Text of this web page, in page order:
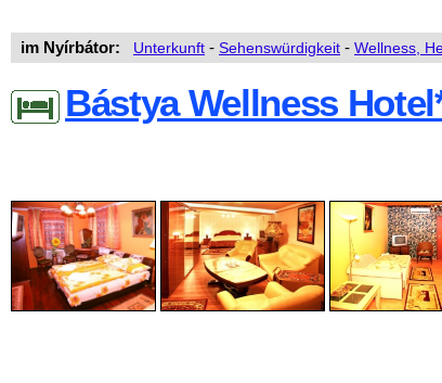
im Nyírbátor: Unterkunft - Sehenswürdigkeit - Wellness,
Bástya Wellness